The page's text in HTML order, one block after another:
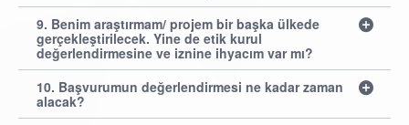
9. Benim araştırmam/ projem bir başka ülkede
gerçekleştirilecek. Yine de etik kurul
değerlendirmesine ve iznine ihyacım var mı?
10. Başvurumun değerlendirmesi ne kadar zaman
alacak?